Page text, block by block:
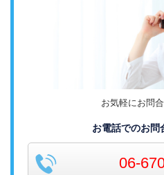
お気軽にお問
お電話でのお問
06-